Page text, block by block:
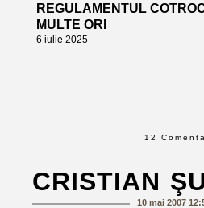
REGULAMENTUL
MULTE ORI
6 iulie 2025
12
CRISTIAN
10 mai 2007